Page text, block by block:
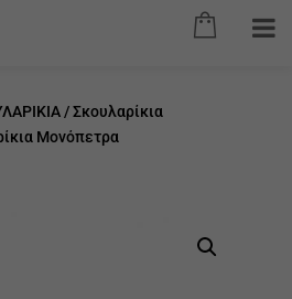
/Σκουλαρίκια
Μονόπετρα